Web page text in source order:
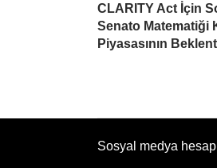
CLARITY Act İçin
Senato Matematiği
Piyasasının
Sosyal medya